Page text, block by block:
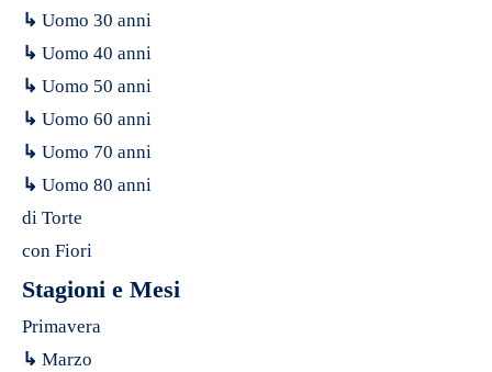
↳ Uomo 30 anni
↳ Uomo 40 anni
↳ Uomo 50 anni
↳ Uomo 60 anni
↳ Uomo 70 anni
↳ Uomo 80 anni
di Torte
con Fiori
Stagioni e Mesi
Primavera
↳ Marzo